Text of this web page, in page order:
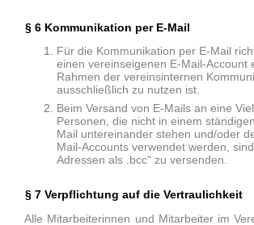
§ 6 Kommunikation per E-Mail
Für die Kommunikation per E-Mail
einen vereinseigenen E-Mail-Account
Rahmen der vereinsinternen
ausschließlich zu nutzen ist.
Beim Versand von E-Mails an eine
Personen, die nicht in einem
Mail untereinander stehen und/oder
Mail-Accounts verwendet werden,
Adressen als .bcc" zu versenden.
§ 7 Verpflichtung auf die Vertraulichkeit
Alle Mitarbeiterinnen und Mitarbeiter im